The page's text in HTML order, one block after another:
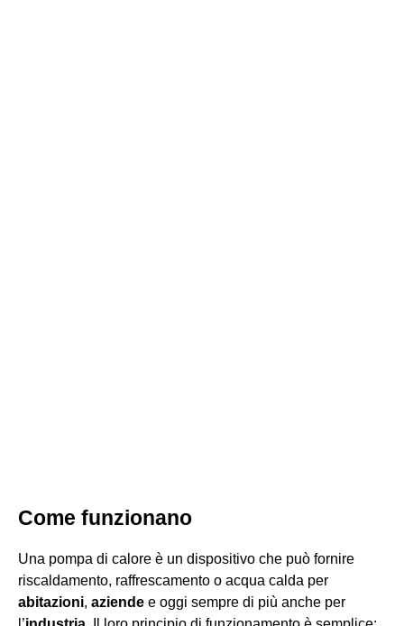
Come funzionano
Una pompa di calore è un dispositivo che può fornire
riscaldamento, raffrescamento o acqua calda per
abitazioni, aziende e oggi sempre di più anche per